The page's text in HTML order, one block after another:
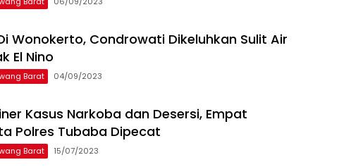
Wonokerto, Condrowati Dikeluhkan Sulit Air
El Nino
Barat 04/09/2023
Kasus Narkoba dan Desersi, Empat
Polres Tubaba Dipecat
Barat 15/07/2023